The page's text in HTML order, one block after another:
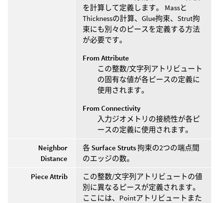
を計算して定義します。 Massと
Thicknessの計算、Glue拘束、Strut拘
束にも別々のピースを定義する方法
が必要です。
From Attribute
この整数/文字列アトリビュート
の固有な値が各ピースの定義に
使用されます。
From Connectivity
入力ジオメトリの接続性が各ピ
ースの定義に使用されます。
Neighbor
Distance
各 Surface Struts拘束の2つの端点間
のエッジの数。
Piece Attrib
この整数/文字列アトリビュートの値
別に異なるピースが定義されます。
ここには、Pointアトリビュートまた